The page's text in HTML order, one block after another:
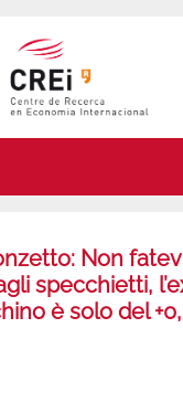
Non
specchietti,
è solo del